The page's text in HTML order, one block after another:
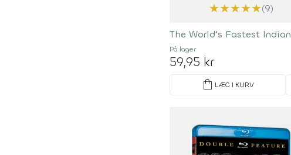
★★★★★(9)
The World's Fastest Indian
På lager
59,95 kr
shopping_bag LÆG I KURV